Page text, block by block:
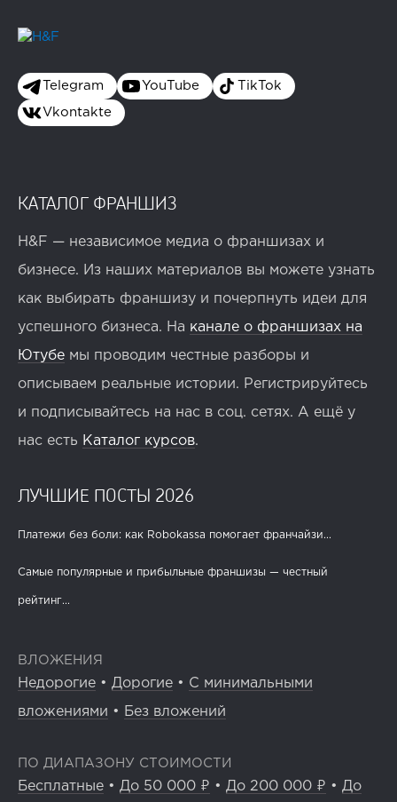
Telegram YouTube TikTok
Vkontakte
КАТАЛОГ ФРАНШИЗ
H&F — независимое медиа о франшизах и
бизнесе. Из наших материалов вы можете узнать
как выбирать франшизу и почерпнуть идеи для
успешного бизнеса. На канале о франшизах на
Ютубе мы проводим честные разборы и
описываем реальные истории. Регистрируйтесь
и подписывайтесь на нас в соц. сетях. А ещё у
нас есть Каталог курсов.
ЛУЧШИЕ ПОСТЫ 2026
Платежи без боли: как Robokassa помогает франчайзи...
Самые популярные и прибыльные франшизы — честный
рейтинг...
ВЛОЖЕНИЯ
Недорогие • Дорогие • С минимальными
вложениями • Без вложений
ПО ДИАПАЗОНУ СТОИМОСТИ
Бесплатные • До 50 000 ₽ • До 200 000 ₽ • До